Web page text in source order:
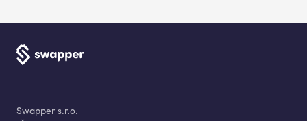
Swapper s.r.o.